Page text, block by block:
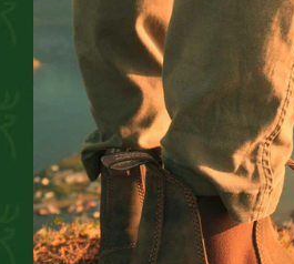
564,50 DKK
FØR 1.129,00 DKK SPAR 564,50 DKK
KØB